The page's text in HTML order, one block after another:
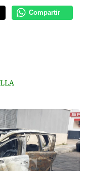
Compartir